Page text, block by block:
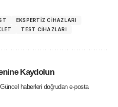
EKSPERTIZ CIHAZLARI
TEST CIHAZLARI
Kaydolun
haberleri doğrudan e-posta